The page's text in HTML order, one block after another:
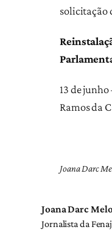
solicitação
13 de
Ramos da
Joana Darc
Joana Darc
Jornalista da